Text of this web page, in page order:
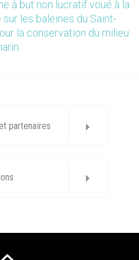
à but non lucratif voué à la
les baleines du Saint-
la conservation du milieu
partenaires